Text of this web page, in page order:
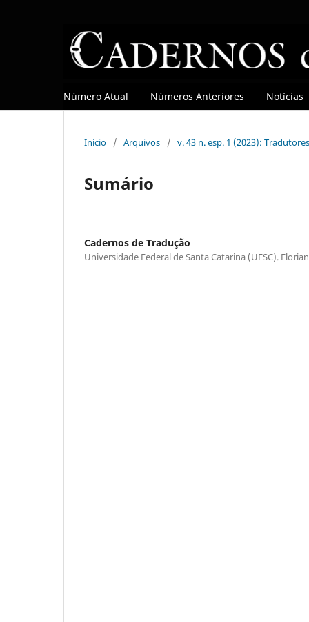
Número Atual Números Anteriores Notícias
Início / Arquivos / v. 43 n. esp. 1 (2023):
Sumário
Cadernos de Tradução
Universidade Federal de Santa Catarina (UFSC).